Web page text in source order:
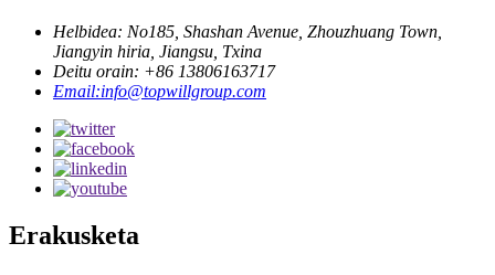
Helbidea: No185, Shashan Avenue, Zhouzhuang Town,
Jiangyin hiria, Jiangsu, Txina
Deitu orain: +86 13806163717
Email:info@topwillgroup.com
Erakusketa